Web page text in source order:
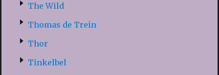
The Wild
Thomas de Trein
Thor
Tinkelbel